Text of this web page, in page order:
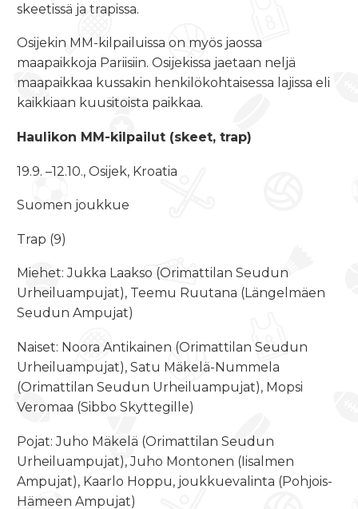
skeetissä ja trapissa.
Osijekin MM-kilpailuissa on myös jaossa
maapaikkoja Pariisiin. Osijekissa jaetaan neljä
maapaikkaa kussakin henkilökohtaisessa lajissa eli
kaikkiaan kuusitoista paikkaa.
Haulikon MM-kilpailut (skeet, trap)
19.9. –12.10., Osijek, Kroatia
Suomen joukkue
Trap (9)
Miehet: Jukka Laakso (Orimattilan Seudun
Urheiluampujat), Teemu Ruutana (Längelmäen
Seudun Ampujat)
Naiset: Noora Antikainen (Orimattilan Seudun
Urheiluampujat), Satu Mäkelä-Nummela
(Orimattilan Seudun Urheiluampujat), Mopsi
Veromaa (Sibbo Skyttegille)
Pojat: Juho Mäkelä (Orimattilan Seudun
Urheiluampujat), Juho Montonen (Iisalmen
Ampujat), Kaarlo Hoppu, joukkuevalinta (Pohjois-
Hämeen Ampujat)